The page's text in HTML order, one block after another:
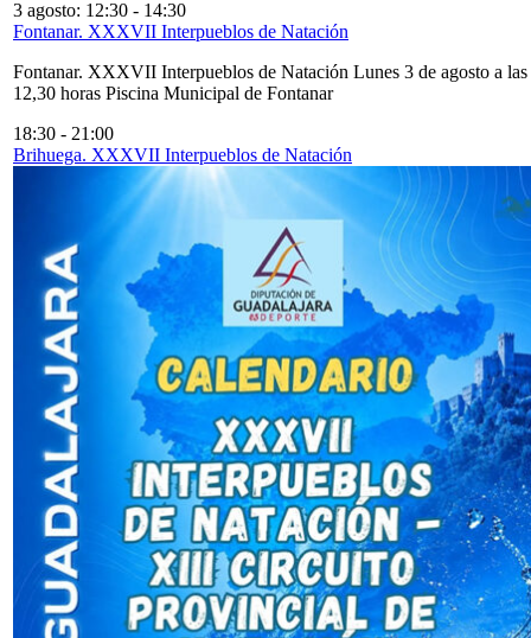
3 agosto: 12:30 - 14:30
Fontanar. XXXVII Interpueblos de Natación
Fontanar. XXXVII Interpueblos de Natación Lunes 3 de agosto a las
12,30 horas Piscina Municipal de Fontanar
18:30 - 21:00
Brihuega. XXXVII Interpueblos de Natación